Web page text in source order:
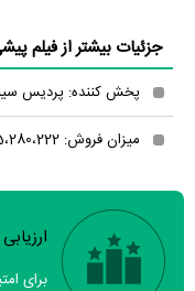
تاکنون در صفحه اختصاصی
توسط پژوهشگران و مردم
برتر فیلم پیشی میشی،
موردی ثبت نشده است. قطعا
علاقمندان فیلم، سریال و
جزئیات بیشتر از فیلم
پخش کننده: پردیس
میزان فروش: 35،280،222 تومان
برای